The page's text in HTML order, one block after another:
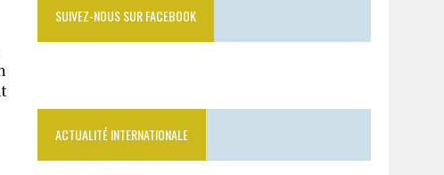
SUIVEZ-NOUS SUR FACEBOOK
ACTUALITÉ INTERNATIONALE